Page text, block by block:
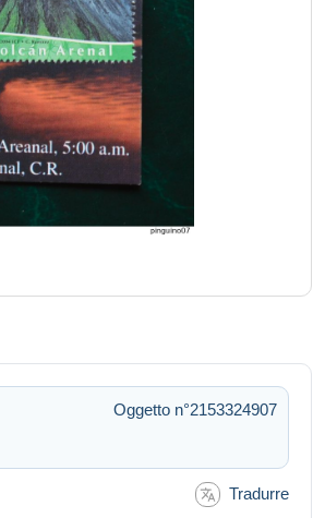
Oggetto n°2153324907
Tradurre